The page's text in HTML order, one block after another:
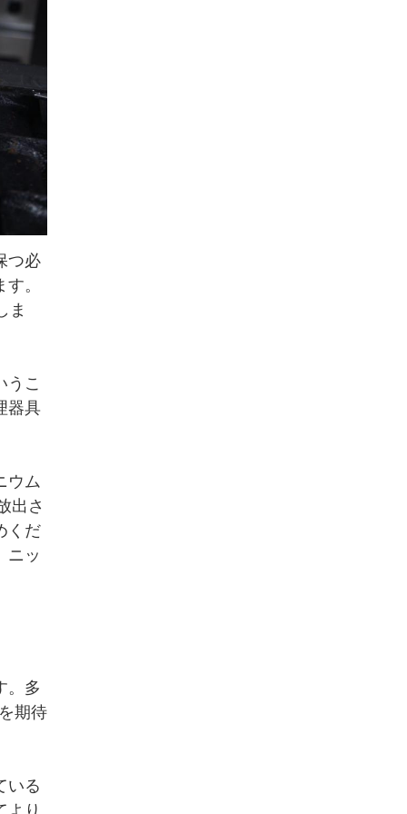
つ必
。
ま
うこ
器具
ウム
出さ
くだ
ニッ
。多
期待
いる